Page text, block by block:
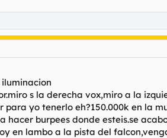
s la derecha vox,miro a la
yo tenerlo eh?150.000k en la
hacer burpees donde esteis.se
en lambo a la pista del